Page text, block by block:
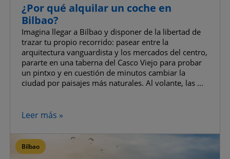
¿Por qué alquilar un coche en
Bilbao?
Imagina llegar a Bilbao y disponer de la libertad de
trazar tu propio recorrido: pasear entre la
arquitectura vanguardista y los mercados del centro,
pararte en una taberna del Casco Viejo para probar
un pintxo y en cuestión de minutos cambiar la
ciudad por paisajes más naturales. Al volante, las ...
Leer más »
Bilbao